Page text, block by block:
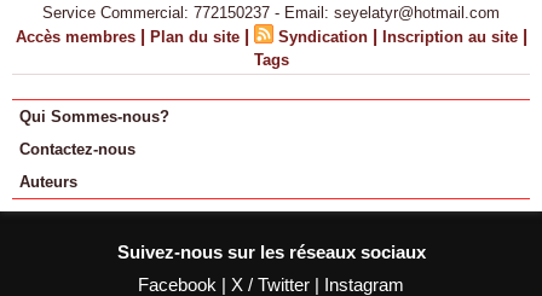
Service Commercial: 772150237 - Email: seyelatyr@hotmail.com
Accès membres | Plan du site | Syndication | Inscription au site |
Tags
Qui Sommes-nous?
Contactez-nous
Auteurs
Suivez-nous sur les réseaux sociaux
Facebook | X / Twitter | Instagram